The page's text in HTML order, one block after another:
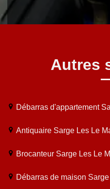
Autres
Débarras d'appartement
Antiquaire Sarge Les Le
Brocanteur Sarge Les Le
Débarras de maison